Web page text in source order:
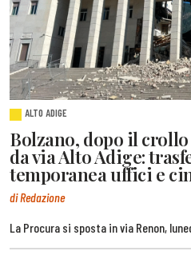
ALTO ADIGE
Bolzano, dopo il
da via Alto Adige:
temporanea uffici e
di Redazione
La Procura si sposta in via Renon,